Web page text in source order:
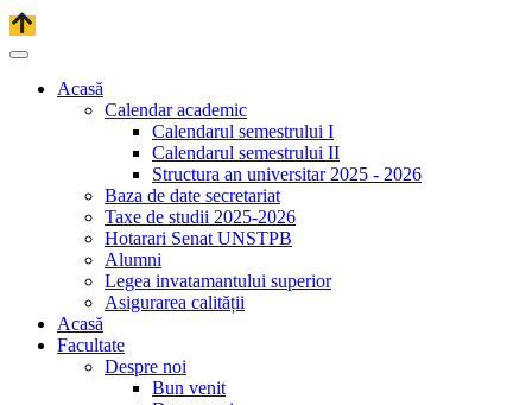
Acasă
Calendar academic
Calendarul semestrului I
Calendarul semestrului II
Structura an universitar 2025 - 2026
Baza de date secretariat
Taxe de studii 2025-2026
Hotarari Senat UNSTPB
Alumni
Legea invatamantului superior
Asigurarea calității
Acasă
Facultate
Despre noi
Bun venit